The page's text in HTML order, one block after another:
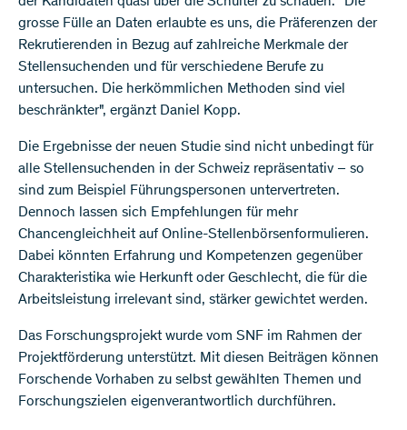
grosse Fülle an Daten erlaubte es uns, die Präferenzen der
Rekrutierenden in Bezug auf zahlreiche Merkmale der
Stellensuchenden und für verschiedene Berufe zu
untersuchen. Die herkömmlichen Methoden sind viel
beschränkter", ergänzt Daniel Kopp.
Die Ergebnisse der neuen Studie sind nicht unbedingt für
alle Stellensuchenden in der Schweiz repräsentativ – so
sind zum Beispiel Führungspersonen untervertreten.
Dennoch lassen sich Empfehlungen für mehr
Chancengleichheit auf Online-Stellenbörsenformulieren.
Dabei könnten Erfahrung und Kompetenzen gegenüber
Charakteristika wie Herkunft oder Geschlecht, die für die
Arbeitsleistung irrelevant sind, stärker gewichtet werden.
Das Forschungsprojekt wurde vom SNF im Rahmen der
Projektförderung unterstützt. Mit diesen Beiträgen können
Forschende Vorhaben zu selbst gewählten Themen und
Forschungszielen eigenverantwortlich durchführen.